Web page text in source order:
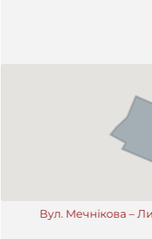
Вул. Мечнікова –